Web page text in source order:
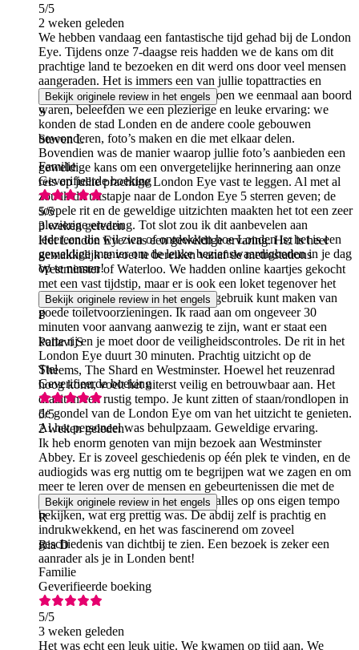
5/5
2 weken geleden
We hebben vandaag een fantastische tijd gehad bij de London
Eye. Tijdens onze 7-daagse reis hadden we de kans om dit
prachtige land te bezoeken en dit werd ons door veel mensen
aangeraden. Het is immers een van jullie topattracties en
bezienswaardigheden in Londen. Toen we eenmaal aan boord
waren, beleefden we een plezierige en leuke ervaring: we
konden de stad Londen en de andere coole gebouwen
bewonderen, foto’s maken en die met elkaar delen.
Bovendien was de manier waarop jullie foto’s aanbieden een
geweldige kans om een onvergetelijke herinnering aan onze
reis op jullie prachtige London Eye vast te leggen. Al met al
zou ik dit uitstapje naar de London Eye 5 sterren geven; de
soepele rit en de geweldige uitzichten maakten het tot een zeer
plezierige ervaring. Tot slot zou ik dit aanbevelen aan
iedereen die wil zien of ontdekken hoe Londen is; het is een
geweldige manier om de leuke bezienswaardigheden in je dag
op te nemen!
Bekijk originele review in het engels
S
Steven L
Familie
Geverifieerde boeking
5/5
3 weken geleden
Het London Eye was een geweldige ervaring. Het is heel
gemakkelijk te voet te bereiken vanaf de metrostations
Westminster of Waterloo. We hadden online kaartjes gekocht
met een vast tijdstip, maar er is ook een loket tegenover het
London Eye, waar je indien nodig gebruik kunt maken van
goede toiletvoorzieningen. Ik raad aan om ongeveer 30
minuten voor aanvang aanwezig te zijn, want er staat een
korte rij en je moet door de veiligheidscontroles. De rit in het
London Eye duurt 30 minuten. Prachtig uitzicht op de
Theems, The Shard en Westminster. Hoewel het reuzenrad
hoog komt, voelt het uiterst veilig en betrouwbaar aan. Het
draait in een rustig tempo. Je kunt zitten of staan/rondlopen in
de gondel van de London Eye om van het uitzicht te genieten.
Al het personeel was behulpzaam. Geweldige ervaring.
Bekijk originele review in het engels
P
Pallavi S
Stel
Geverifieerde boeking
5/5
2 weken geleden
Ik heb enorm genoten van mijn bezoek aan Westminster
Abbey. Er is zoveel geschiedenis op één plek te vinden, en de
audiogids was erg nuttig om te begrijpen wat we zagen en om
meer te leren over de mensen en gebeurtenissen die met de
abdij verband houden. We konden alles op ons eigen tempo
bekijken, wat erg prettig was. De abdij zelf is prachtig en
indrukwekkend, en het was fascinerend om zoveel
geschiedenis van dichtbij te zien. Een bezoek is zeker een
aanrader als je in Londen bent!
Bekijk originele review in het engels
R
Ria D
Familie
Geverifieerde boeking
5/5
3 weken geleden
Het was echt een leuk uitje. We kwamen op tijd aan. We